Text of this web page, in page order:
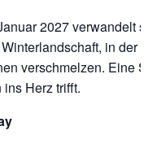
2027 verwandelt
in der
verschmelzen. Eine
Herz trifft.